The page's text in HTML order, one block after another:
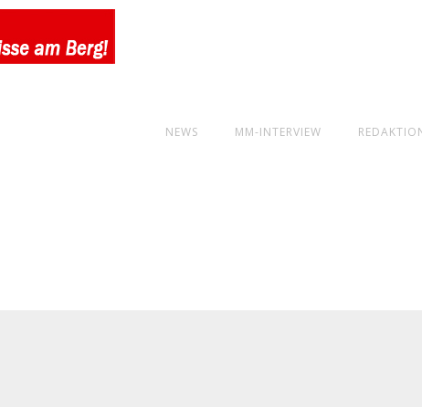
NEWS MM-INTERVIEW